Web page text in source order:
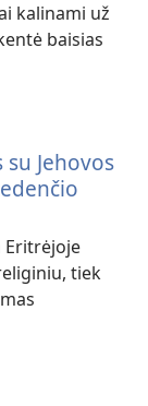
kalinami už
baisias
Jehovos
Eritrėjoje
tiek